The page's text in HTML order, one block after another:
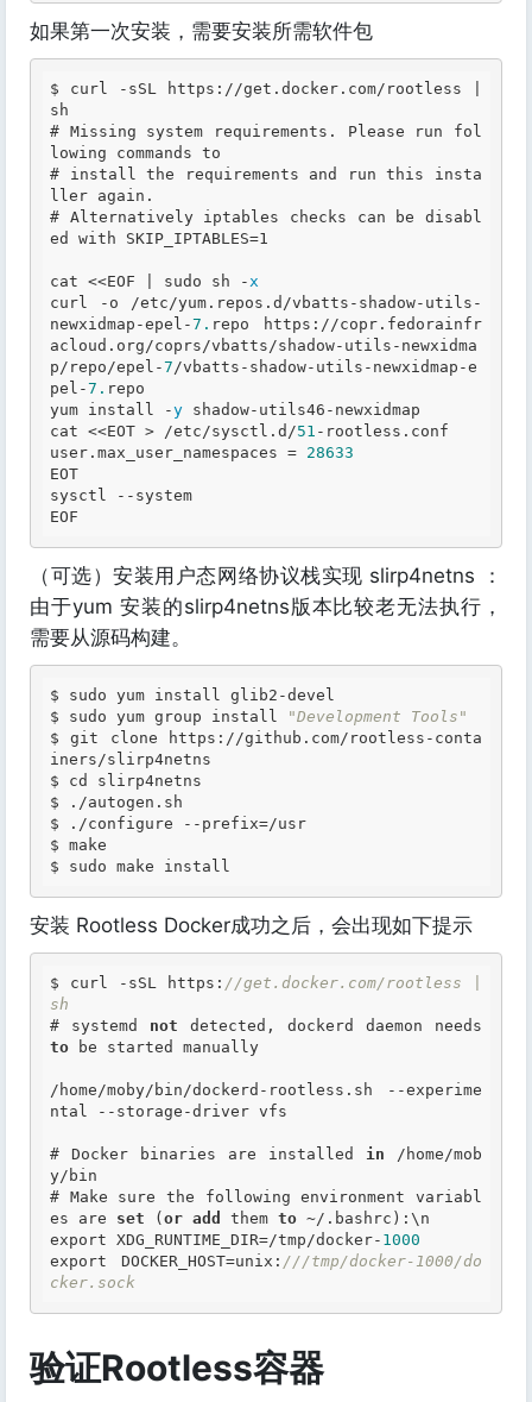
如果第一次安装，需要安装所需软件包
$ curl -sSL https://get .docker .com/rootless |
# Missing system requirements. Please run fol
lowing commands to
# install the requirements and run this insta
ller again.
# Alternatively iptables checks can be disabl
ed with SKIP_IPTABLES=1
cat <<EOF | sudo sh -x
curl -o /etc/yum .repos .d /vbatts-shadow-utils-
newxidmap-epel-7. repo https://copr .fedorainfr
acloud .org/coprs/vbatts/shadow-utils-newxidma
p/repo/epel-7/vbatts-shadow-utils-newxidmap-e
pel-7. repo
yum install -y shadow-utils46-newxidmap
cat <<EOT > /etc/sysctl .d /51 -rootless .conf
user .max _user_namespaces = 28633
EOT
sysctl --system
EOF
（可选）安装用户态网络协议栈实现 slirp4netns ：
由于yum 安装的slirp4netns版本比较老无法执行，
需要从源码构建。
$
$ sudo yum group install
"Development Tools"
$ git clone https: //github.com/rootless-conta
$
$
$
$
$
安装 Rootless Docker成功之后，会出现如下提示
$ curl -sSL https: //get.docker.com/rootless |
sh
# systemd not
to be started manually
/home/moby/bin/dockerd-rootless.sh --experime
ntal --storage-driver vfs
# Docker binaries are installed in /home/mob
y/bin
# Make sure the following environment variabl
es are set ( or add them to ~/.bashrc):\n
export XDG_RUNTIME_DIR=/tmp/docker- 1000
export DOCKER_HOST=unix: ///tmp/docker-1000/do
cker.sock
验证Rootless容器